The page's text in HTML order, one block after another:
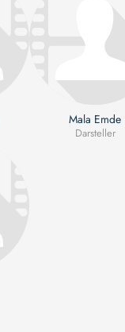
Mala Emde
Darsteller